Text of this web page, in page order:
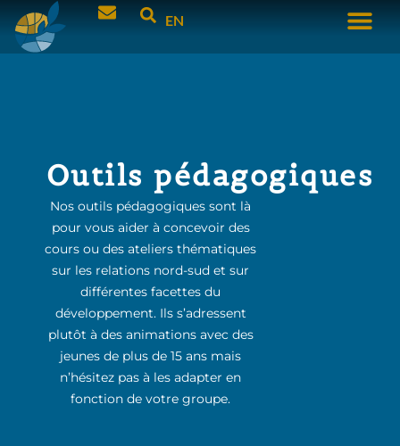
EN
Outils pédagogiques
Nos outils pédagogiques sont là
pour vous aider à concevoir des
cours ou des ateliers thématiques
sur les relations nord-sud et sur
différentes facettes du
développement. Ils s’adressent
plutôt à des animations avec des
jeunes de plus de 15 ans mais
n’hésitez pas à les adapter en
fonction de votre groupe.